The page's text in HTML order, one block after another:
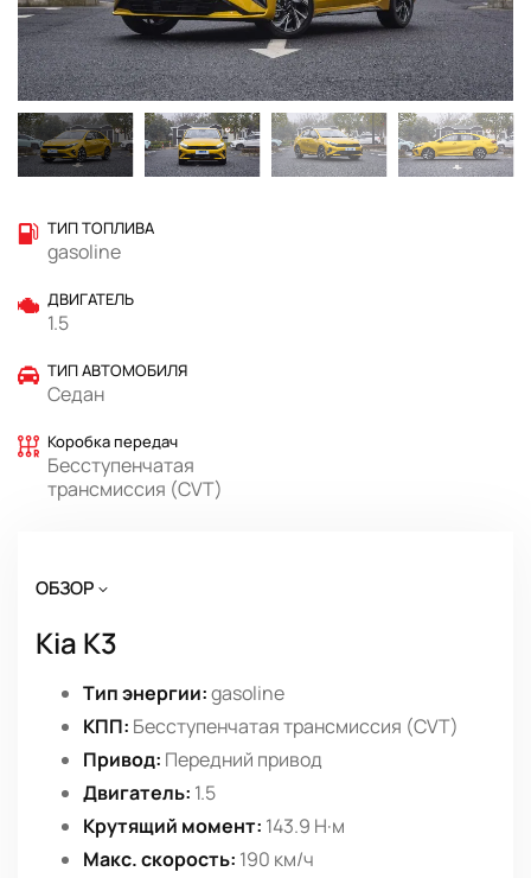
ТИП ТОПЛИВА
gasoline
ДВИГАТЕЛЬ
1.5
ТИП АВТОМОБИЛЯ
Седан
Коробка передач
Бесступенчатая
трансмиссия (CVT)
ОБЗОР
Kia K3
Тип энергии:gasoline
КПП: Бесступенчатая трансмиссия (CVT)
Привод: Передний привод
Двигатель: 1.5
Крутящий момент: 143.9 Н·м
Макс. скорость: 190 км/ч